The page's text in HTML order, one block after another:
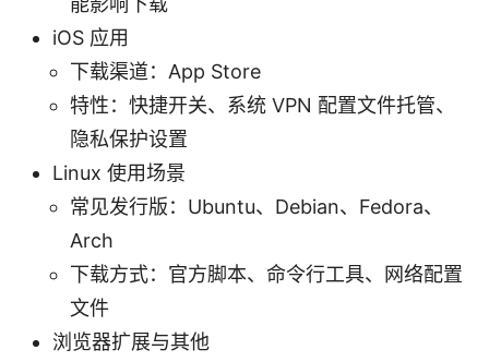
iOS 应用
下载渠道：App Store
特性：快捷开关、系统 VPN 配置文件托管、
隐私保护设置
Linux 使用场景
常见发行版：Ubuntu、Debian、Fedora、
Arch
下载方式：官方脚本、命令行工具、网络配置
文件
浏览器扩展与其他